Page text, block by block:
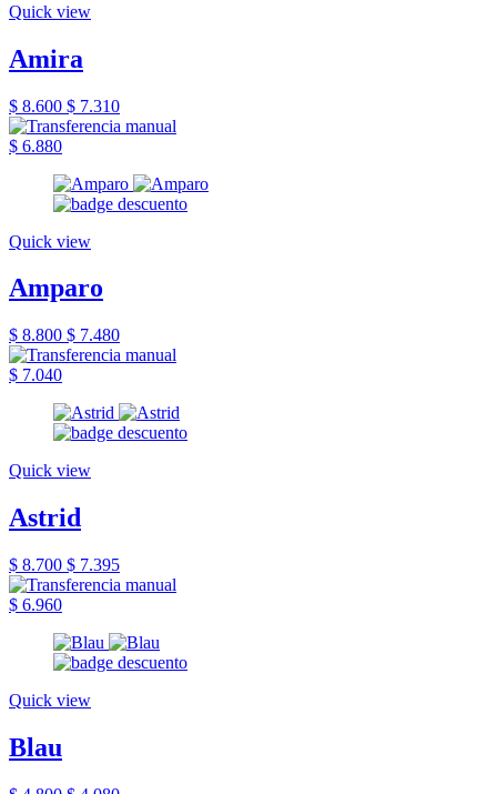
Quick view
Amira
$ 8.600 $ 7.310
$ 6.880
Quick view
Amparo
$ 8.800 $ 7.480
$ 7.040
Quick view
Astrid
$ 8.700 $ 7.395
$ 6.960
Quick view
Blau